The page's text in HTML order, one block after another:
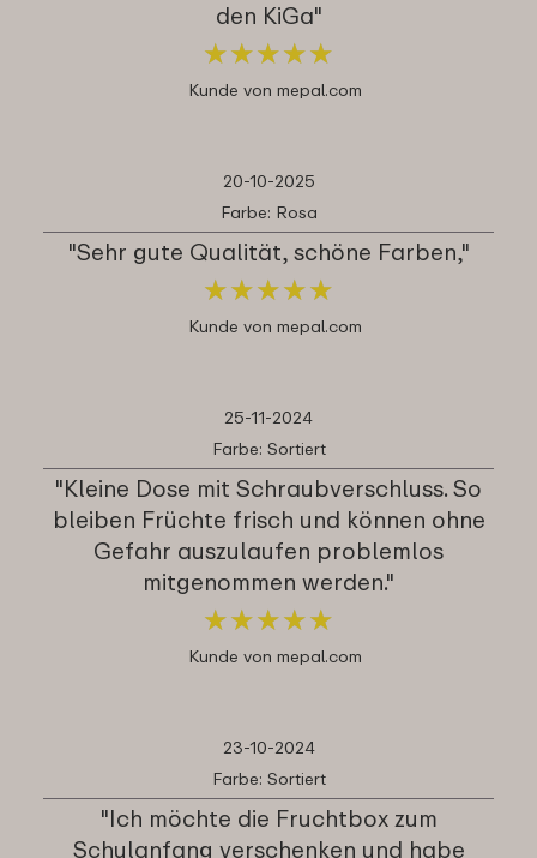
den KiGa"
★★★★★
★★★★★
Kunde von mepal.com
20-10-2025
Farbe: Rosa
"Sehr gute Qualität, schöne Farben,"
★★★★★
★★★★★
Kunde von mepal.com
25-11-2024
Farbe: Sortiert
"Kleine Dose mit Schraubverschluss. So
bleiben Früchte frisch und können ohne
Gefahr auszulaufen problemlos
mitgenommen werden."
★★★★★
★★★★★
Kunde von mepal.com
23-10-2024
Farbe: Sortiert
"Ich möchte die Fruchtbox zum
Schulanfang verschenken und habe